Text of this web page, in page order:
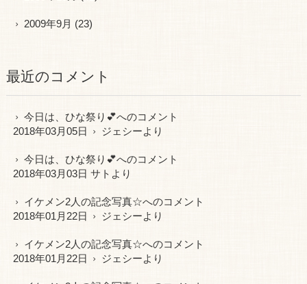
2009年9月 (23)
最近のコメント
今日は、ひな祭り💕へのコメント
2018年03月05日
ジェシーより
今日は、ひな祭り💕へのコメント
2018年03月03日 サトより
イケメン2人の記念写真☆へのコメント
2018年01月22日
ジェシーより
イケメン2人の記念写真☆へのコメント
2018年01月22日
ジェシーより